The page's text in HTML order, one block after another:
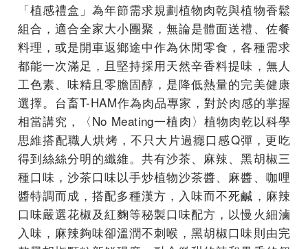
「植感禮盒」為年節需求規劃植物肉乾與植物香鬆
組合，適合全家大小團聚，無論是體面送禮、佐餐
料理，或是開車返鄉途中作為休閒零食，各種需求
都能一次滿足，且堅持採用天然辛香料提味，無人
工色素、味精且零膽固醇，是降低熱量的完美健康
選擇。台畜T-HAM作為肉品專家，對於肉感的掌握
相當講究，〈No Meating一植肉〉植物肉乾以科學
思維搭配職人烘烤，不只大片過癮口感Q彈，更吃
得到絲絲分明的纖維。共有沙茶、麻辣、黑胡椒三
種口味，沙茶口味以⼿炒植物沙茶醬、⿇醬、咖哩
醬特調⽽成，搭配多種漢方，入味而不死鹹，麻辣
口味嚴選花椒及紅麴等秘製⼝味配⽅，以慢火細滷
入味，麻辣夠味卻溫潤不刺喉，黑胡椒口味則由完